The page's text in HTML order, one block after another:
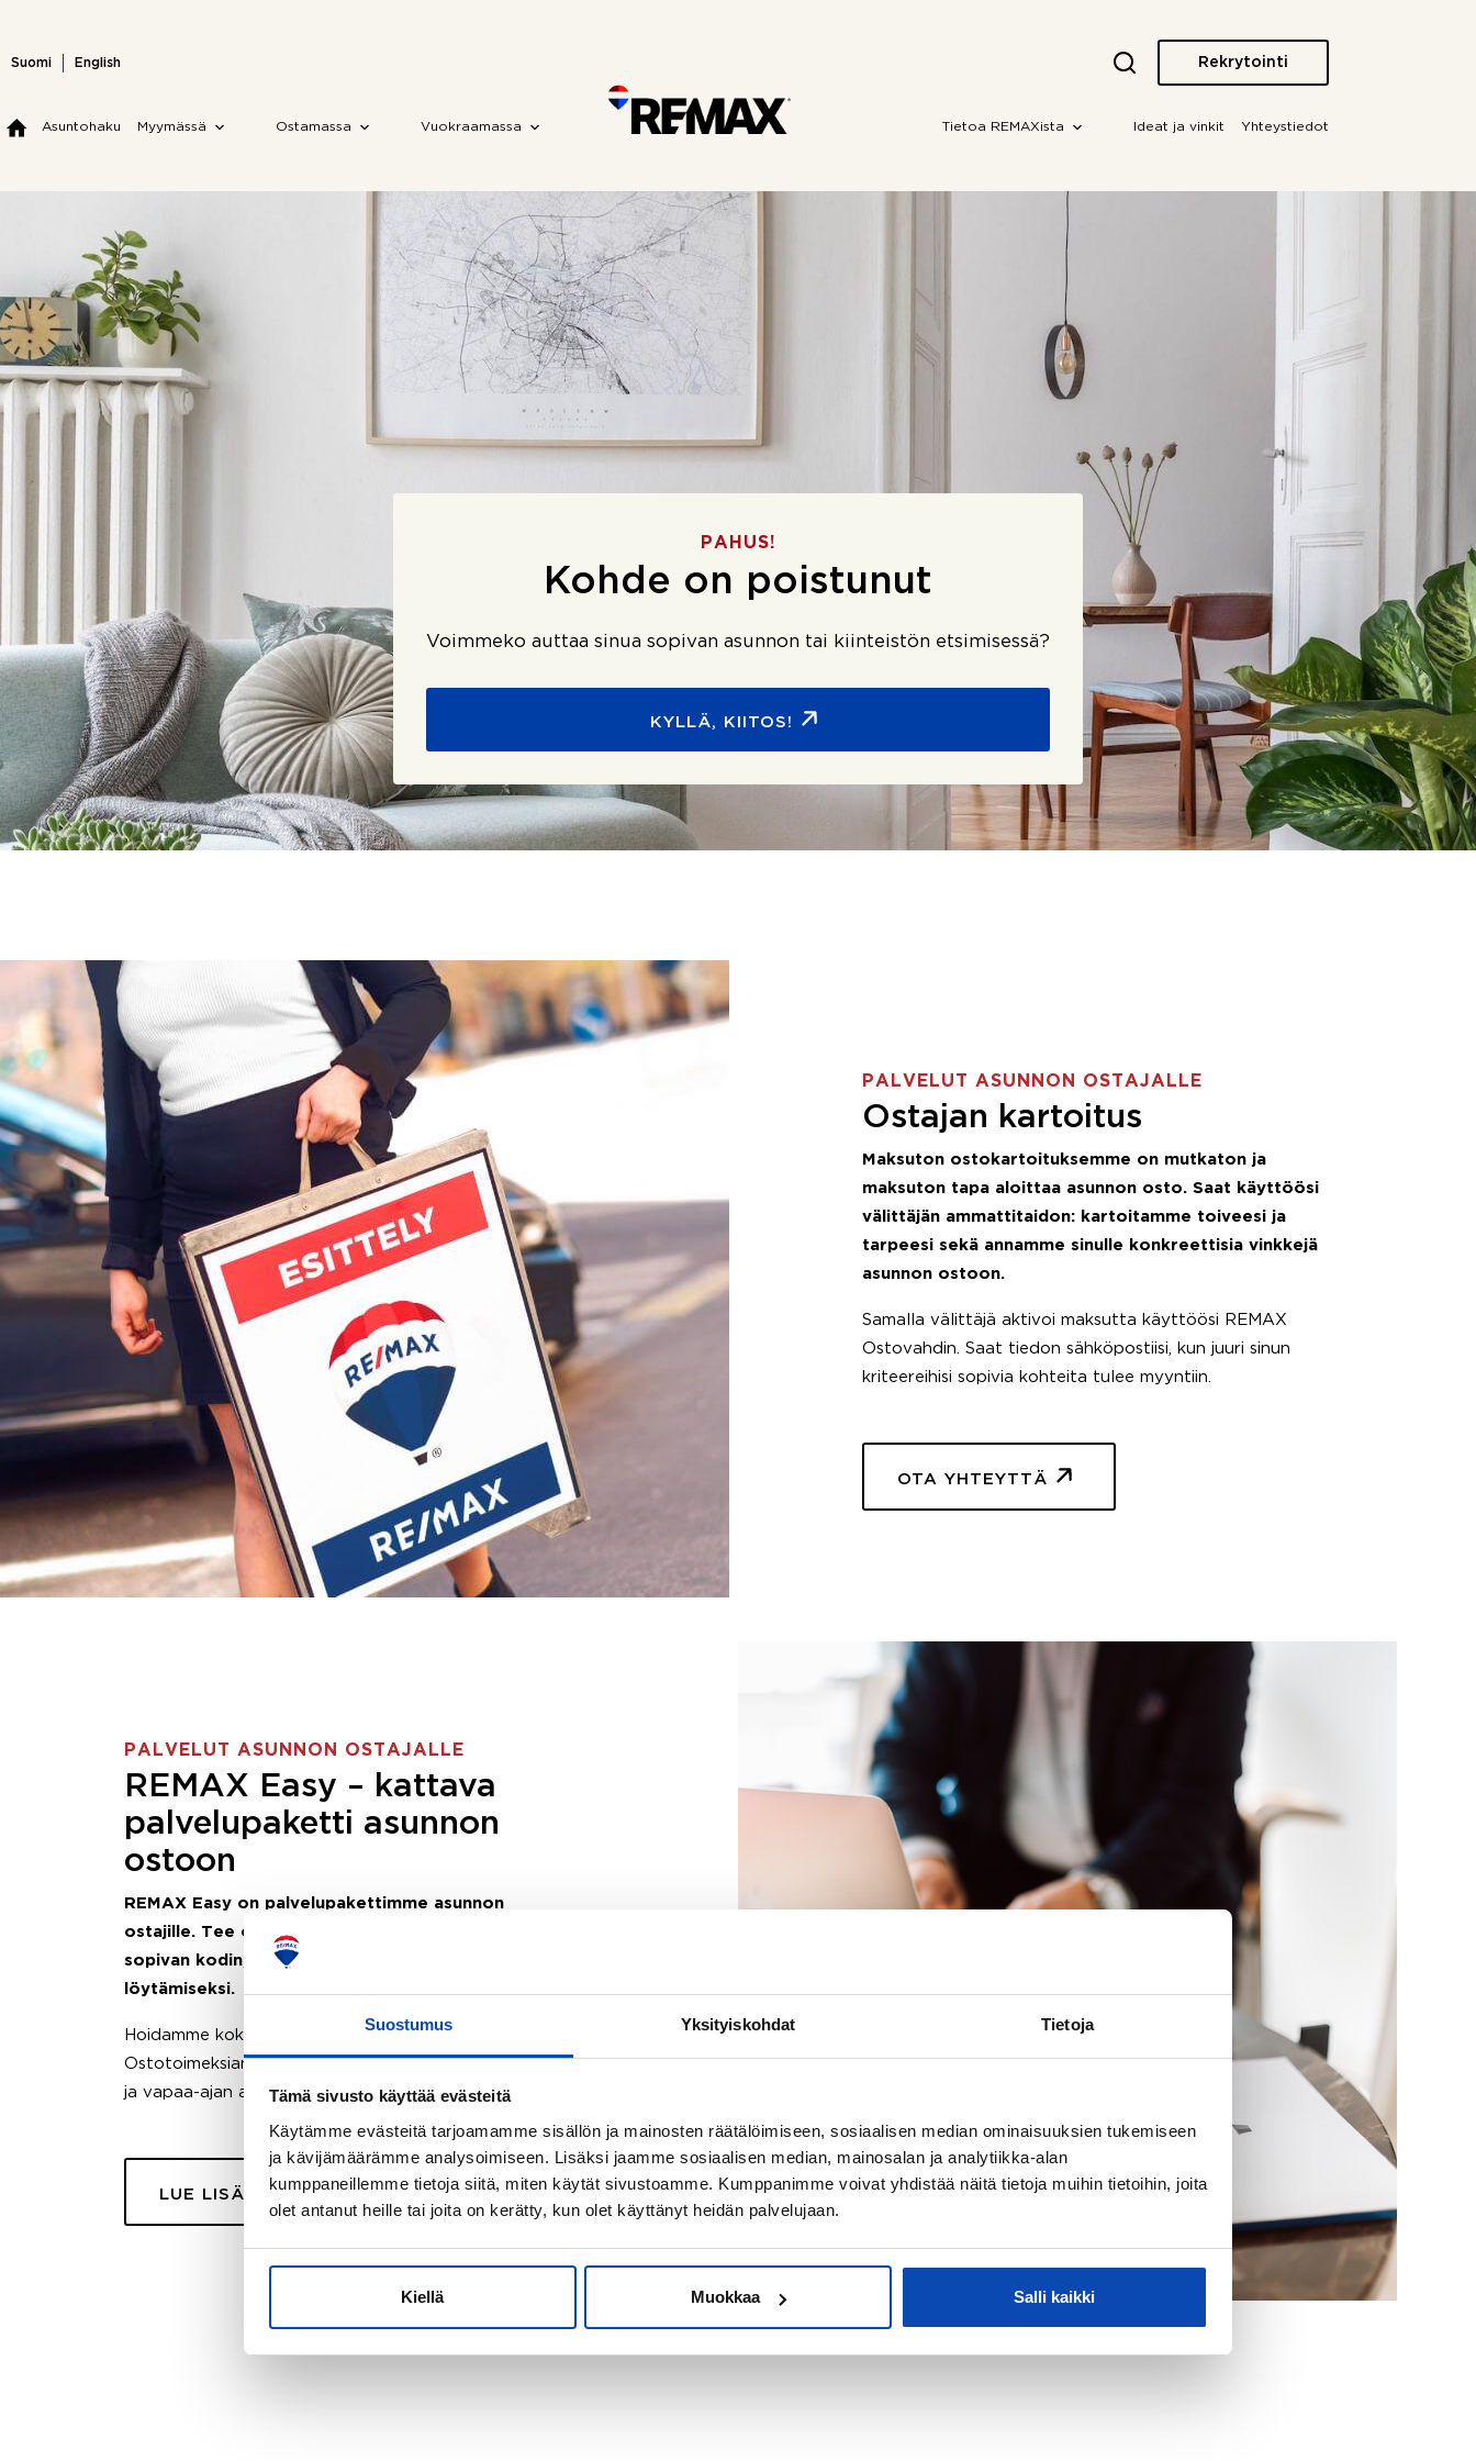
Suostumus Yksityiskohdat Tietoja
Tämä sivusto käyttää evästeitä
Käytämme evästeitä tarjoamamme sisällön ja mainosten räätälöimiseen, sosiaalisen median ominaisuuksien tukemiseen
ja kävijämäärämme analysoimiseen. Lisäksi jaamme sosiaalisen median, mainosalan ja analytiikka-alan
kumppaneillemme tietoja siitä, miten käytät sivustoamme. Kumppanimme voivat yhdistää näitä tietoja muihin tietoihin, joita
olet antanut heille tai joita on kerätty, kun olet käyttänyt heidän palvelujaan.
Kiellä Muokkaa Salli kaikki
content
Suomi English Rekrytointi
Asuntohaku Myymässä Ostamassa Vuokraamassa Tietoa REMAXista Ideat ja vinkit Yhteystiedot
PAHUS!
Kohde on poistunut
Voimmeko auttaa sinua sopivan asunnon tai kiinteistön etsimisessä?
KYLLÄ, KIITOS!
PALVELUT ASUNNON OSTAJALLE
Ostajan kartoitus
Maksuton ostokartoituksemme on mutkaton ja
maksuton tapa aloittaa asunnon osto. Saat käyttöösi
välittäjän ammattitaidon: kartoitamme toiveesi ja
tarpeesi sekä annamme sinulle konkreettisia vinkkejä
asunnon ostoon.
Samalla välittäjä aktivoi maksutta käyttöösi REMAX
Ostovahdin. Saat tiedon sähköpostiisi, kun juuri sinun
kriteereihisi sopivia kohteita tulee myyntiin.
OTA YHTEYTTÄ
PALVELUT ASUNNON OSTAJALLE
REMAX Easy – kattava
palvelupaketti asunnon
ostoon
REMAX Easy on palvelupakettimme asunnon
ostajille. Tee ostotoimeksianto ja etsimme juuri sinulle
sopivan kodin, eikä sinun tarvitse nähdä vaivaa sen
löytämiseksi.
Hoidamme koko ostoprosessin puolestasi.
Ostotoimeksiantopalvelumme sopii myös esimerkiksi sijoitus-
ja vapaa-ajan asuntojen ostoon.
LUE LISÄÄ